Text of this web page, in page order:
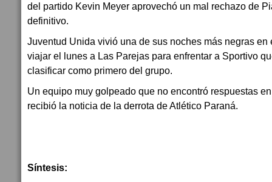
del partido Kevin Meyer aprovechó un mal rechazo de
definitivo.
Juventud Unida vivió una de sus noches más negras en
viajar el lunes a Las Parejas para enfrentar a Sportivo
clasificar como primero del grupo.
Un equipo muy golpeado que no encontró respuestas
recibió la noticia de la derrota de Atlético Paraná.
Síntesis: